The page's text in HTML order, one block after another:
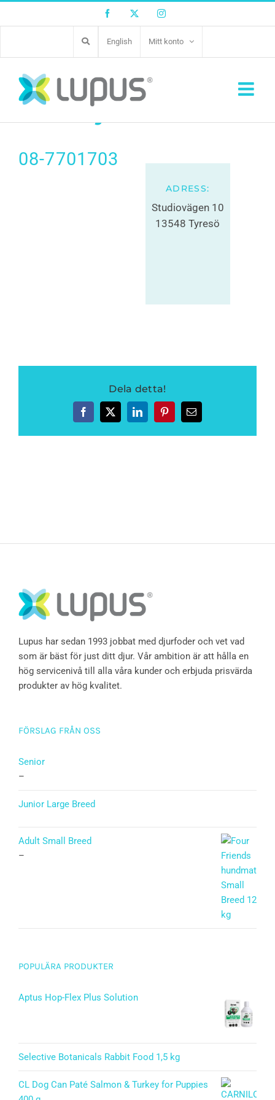
Facebook Twitter Instagram
English Mitt konto
Evidensia Sverige
AB Tyresö
Djurklinik
08-7701703
ADRESS:
Studiovägen 10
13548 Tyresö
Dela detta!
FacebookTwitterLinkedInPinterest
E-
post
Lupus har sedan 1993 jobbat med djurfoder och vet vad
som är bäst för just ditt djur. Vår ambition är att hålla en
hög servicenivå till alla våra kunder och erbjuda prisvärda
produkter av hög kvalitet.
FÖRSLAG FRÅN OSS
Senior
–
Junior Large Breed
5.00av 5
Adult Small Breed
–
POPULÄRA PRODUKTER
Aptus Hop-Flex Plus Solution
Selective Botanicals Rabbit Food 1,5 kg
CL Dog Can Paté Salmon & Turkey for Puppies